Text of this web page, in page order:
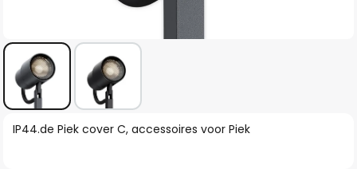
Ga
IP44.de Piek cover C, accessoires voor Piek